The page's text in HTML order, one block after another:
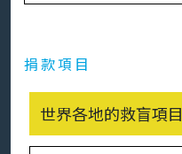
捐款項目
世界各地的救盲項目